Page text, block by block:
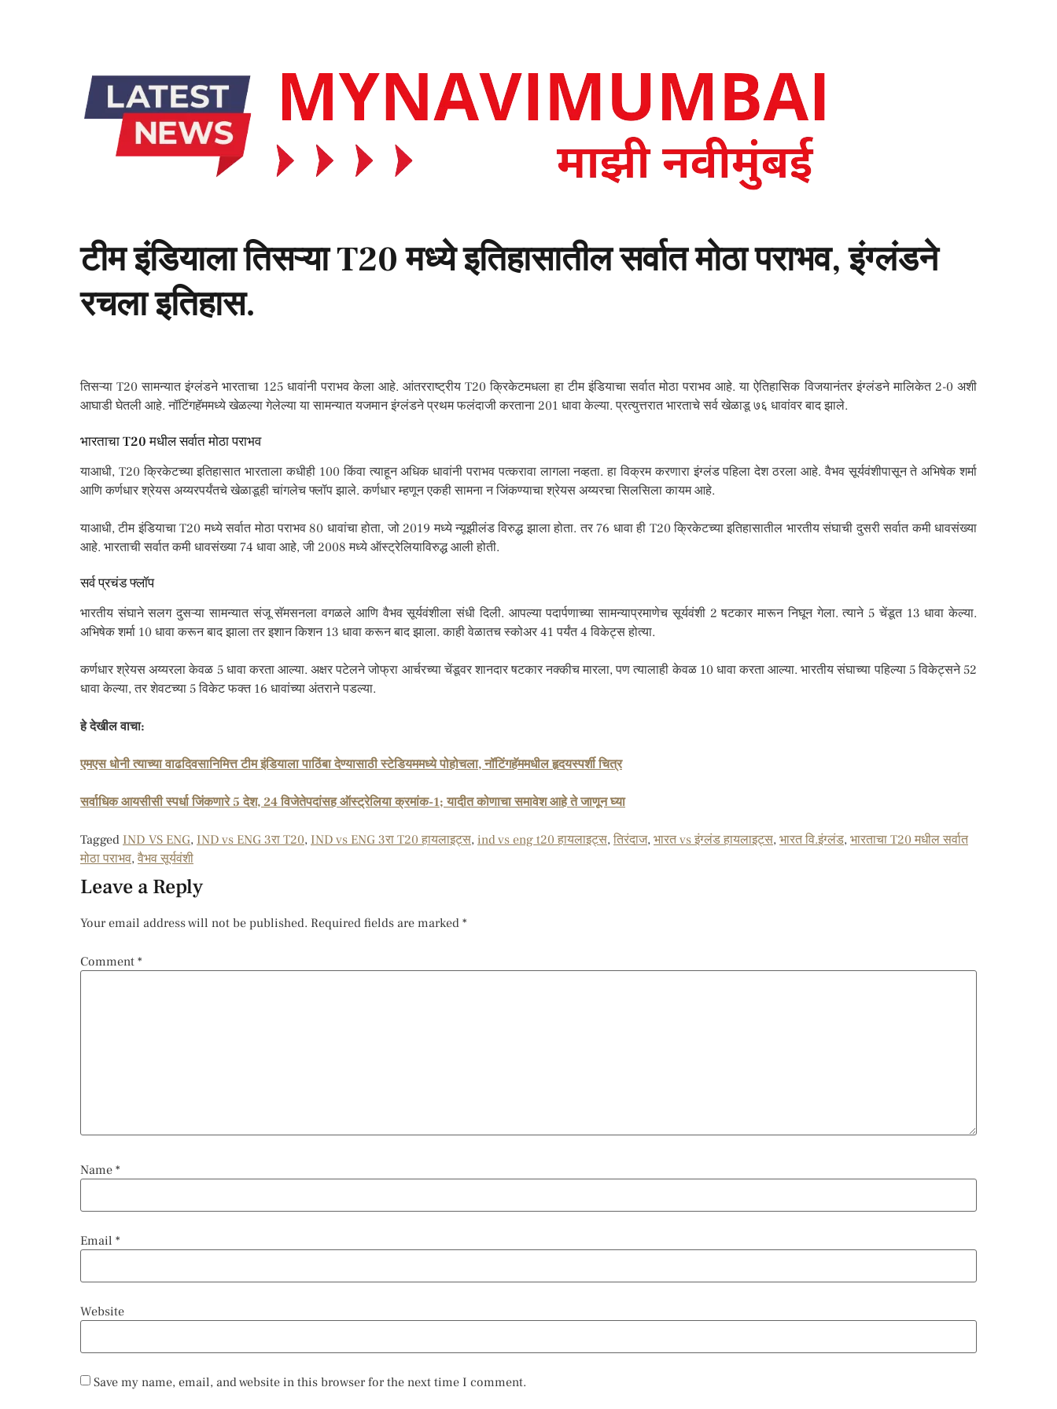
टीम इंडियाला तिसऱ्या T20 मध्ये इतिहासातील सर्वात मोठा पराभव, इंग्लंडने
रचला इतिहास.
तिसऱ्या T20 सामन्यात इंग्लंडने भारताचा 125 धावांनी पराभव केला आहे. आंतरराष्ट्रीय T20 क्रिकेटमधला हा टीम इंडियाचा सर्वात मोठा पराभव आहे. या ऐतिहासिक विजयानंतर इंग्लंडने मालिकेत 2-0 अशी
आघाडी घेतली आहे. नॉटिंगहॅममध्ये खेळल्या गेलेल्या या सामन्यात यजमान इंग्लंडने प्रथम फलंदाजी करताना 201 धावा केल्या. प्रत्युत्तरात भारताचे सर्व खेळाडू ७६ धावांवर बाद झाले.
भारताचा T20 मधील सर्वात मोठा पराभव
याआधी, T20 क्रिकेटच्या इतिहासात भारताला कधीही 100 किंवा त्याहून अधिक धावांनी पराभव पत्करावा लागला नव्हता. हा विक्रम करणारा इंग्लंड पहिला देश ठरला आहे. वैभव सूर्यवंशीपासून ते अभिषेक शर्मा
आणि कर्णधार श्रेयस अय्यरपर्यंतचे खेळाडूही चांगलेच फ्लॉप झाले. कर्णधार म्हणून एकही सामना न जिंकण्याचा श्रेयस अय्यरचा सिलसिला कायम आहे.
याआधी, टीम इंडियाचा T20 मध्ये सर्वात मोठा पराभव 80 धावांचा होता, जो 2019 मध्ये न्यूझीलंड विरुद्ध झाला होता. तर 76 धावा ही T20 क्रिकेटच्या इतिहासातील भारतीय संघाची दुसरी सर्वात कमी धावसंख्या
आहे. भारताची सर्वात कमी धावसंख्या 74 धावा आहे, जी 2008 मध्ये ऑस्ट्रेलियाविरुद्ध आली होती.
सर्व प्रचंड फ्लॉप
भारतीय संघाने सलग दुसऱ्या सामन्यात संजू सॅमसनला वगळले आणि वैभव सूर्यवंशीला संधी दिली. आपल्या पदार्पणाच्या सामन्याप्रमाणेच सूर्यवंशी 2 षटकार मारून निघून गेला. त्याने 5 चेंडूत 13 धावा केल्या.
अभिषेक शर्मा 10 धावा करून बाद झाला तर इशान किशन 13 धावा करून बाद झाला. काही वेळातच स्कोअर 41 पर्यंत 4 विकेट्स होत्या.
कर्णधार श्रेयस अय्यरला केवळ 5 धावा करता आल्या. अक्षर पटेलने जोफ्रा आर्चरच्या चेंडूवर शानदार षटकार नक्कीच मारला, पण त्यालाही केवळ 10 धावा करता आल्या. भारतीय संघाच्या पहिल्या 5 विकेट्सने 52
धावा केल्या, तर शेवटच्या 5 विकेट फक्त 16 धावांच्या अंतराने पडल्या.
हे देखील वाचा:
एमएस धोनी त्याच्या वाढदिवसानिमित्त टीम इंडियाला पाठिंबा देण्यासाठी स्टेडियममध्ये पोहोचला, नॉटिंगहॅममधील हृदयस्पर्शी चित्र
सर्वाधिक आयसीसी स्पर्धा जिंकणारे 5 देश, 24 विजेतेपदांसह ऑस्ट्रेलिया क्रमांक-1; यादीत कोणाचा समावेश आहे ते जाणून घ्या
Tagged IND VS ENG, IND vs ENG 3रा T20, IND vs ENG 3रा T20 हायलाइट्स, ind vs eng t20 हायलाइट्स, तिरंदाज, भारत vs इंग्लंड हायलाइट्स, भारत वि.इंग्लंड, भारताचा T20 मधील सर्वात
मोठा पराभव, वैभव सूर्यवंशी
Leave a Reply
Your email address will not be published. Required fields are marked *
Comment *
Name *
Email *
Website
Save my name, email, and website in this browser for the next time I comment.